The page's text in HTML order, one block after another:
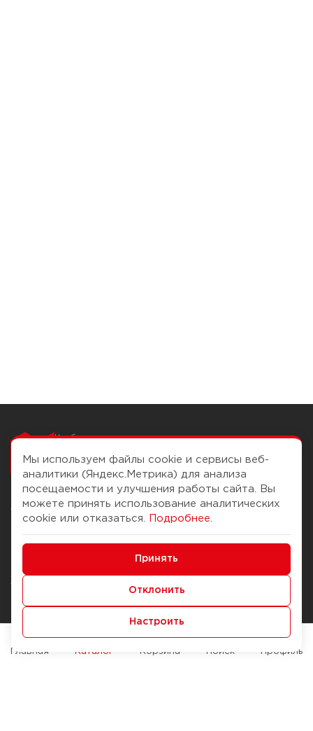
Чтобы вам легко
О компании
История Компании
Журнал
Наши марки
Брендирование
Помощь
Доставка и оплата
Способы оплаты
Служба контроля качества
Мы используем файлы cookie и сервисы веб-
аналитики (Яндекс.Метрика) для анализа
посещаемости и улучшения работы сайта. Вы
можете принять использование аналитических
cookie или отказаться.
Подробнее
Принять
Отклонить
Настроить
Главная Каталог Корзина Поиск Профиль